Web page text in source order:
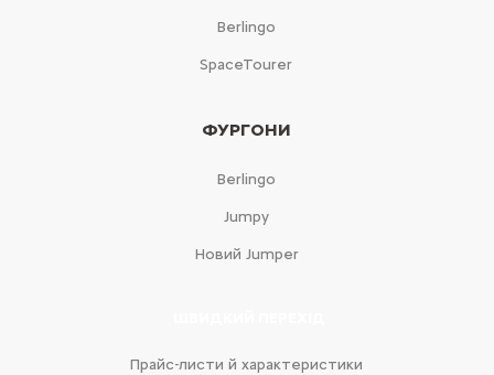
Berlingo
SpaceTourer
ФУРГОНИ
Berlingo
Jumpy
Новий Jumper
Прайс-листи й характеристики